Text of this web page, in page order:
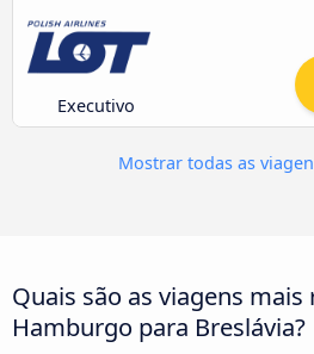
Executivo
Mostrar todas as
Quais são as viagens mais
Hamburgo para Breslávia?